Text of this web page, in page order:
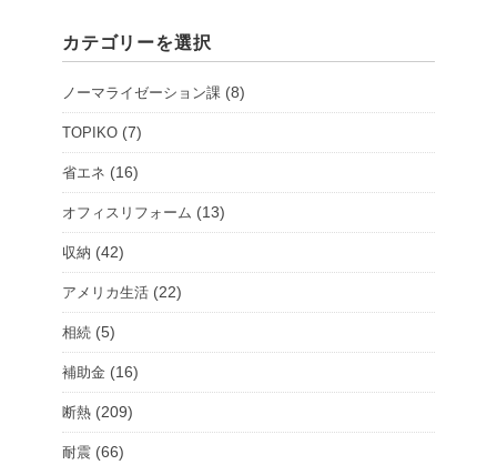
ョ
ル
ー
を
選
択
カテゴリーを選択
ノーマライゼーション課 (8)
TOPIKO (7)
省エネ (16)
オフィスリフォーム (13)
収納 (42)
アメリカ生活 (22)
相続 (5)
補助金 (16)
断熱 (209)
耐震 (66)